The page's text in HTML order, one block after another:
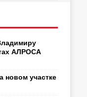
АЛРОСА
новом участке